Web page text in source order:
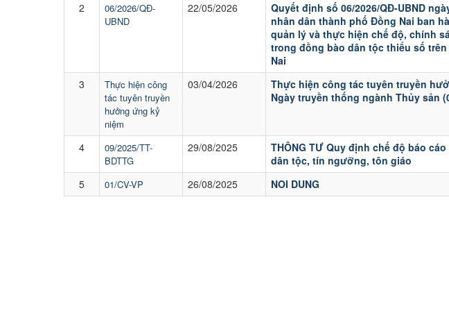
2
06/2026/QĐ-
UBND
22/05/2026
Quyết định số 06/2026/QĐ-UBND
nhân dân thành phố Đồng Nai ban
quản lý và thực hiện chế độ, chính
trong đồng bào dân tộc thiểu số
Nai
3
Thực hiện công
tác tuyên truyền
hưởng ứng kỷ
niệm
03/04/2026
Thực hiện công tác tuyên truyền
Ngày truyền thống ngành Thủy sản
4
09/2025/TT-
BDTTG
29/08/2025
THÔNG TƯ Quy định chế độ báo
dân tộc, tín ngưỡng, tôn giáo
5
01/CV-VP 26/08/2025 NOI DUNG